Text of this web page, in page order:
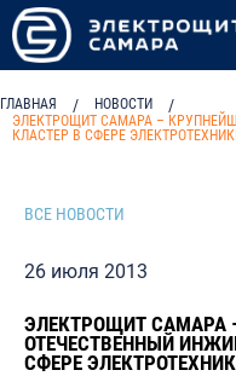
ГЛАВНАЯ / НОВОСТИ /
ЭЛЕКТРОЩИТ САМАРА –
КЛАСТЕР В СФЕРЕ
ВСЕ НОВОСТИ
26 июля 2013
ЭЛЕКТРОЩИТ САМАРА
ОТЕЧЕСТВЕННЫЙ
СФЕРЕ